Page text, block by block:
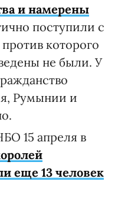
и намерены
поступили с
которого
не были. У
Румынии и
15 апреля в
еще 13 человек